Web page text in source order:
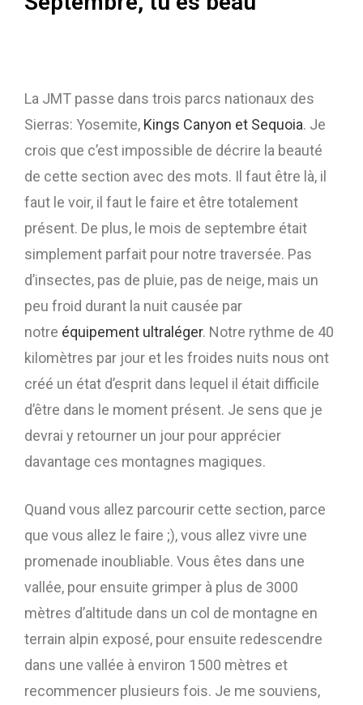
La JMT passe dans trois parcs nationaux des
Sierras: Yosemite, Kings Canyon et Sequoia. Je
crois que c’est impossible de décrire la beauté
de cette section avec des mots. Il faut être là, il
faut le voir, il faut le faire et être totalement
présent. De plus, le mois de septembre était
simplement parfait pour notre traversée. Pas
d’insectes, pas de pluie, pas de neige, mais un
peu froid durant la nuit causée par
notre équipement ultraléger. Notre rythme de 40
kilomètres par jour et les froides nuits nous ont
créé un état d’esprit dans lequel il était difficile
d’être dans le moment présent. Je sens que je
devrai y retourner un jour pour apprécier
davantage ces montagnes magiques.
Quand vous allez parcourir cette section, parce
que vous allez le faire ;), vous allez vivre une
promenade inoubliable. Vous êtes dans une
vallée, pour ensuite grimper à plus de 3000
mètres d’altitude dans un col de montagne en
terrain alpin exposé, pour ensuite redescendre
dans une vallée à environ 1500 mètres et
recommencer plusieurs fois. Je me souviens,